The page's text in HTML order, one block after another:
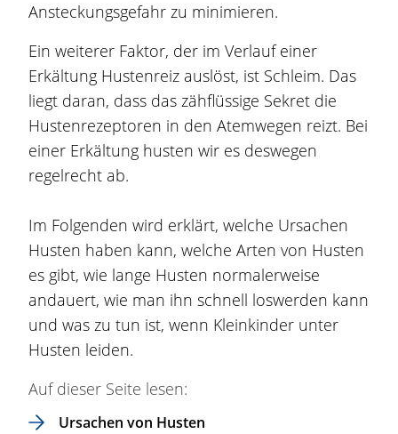
Ansteckungsgefahr zu minimieren.
Ein weiterer Faktor, der im Verlauf einer
Erkältung Hustenreiz auslöst, ist Schleim. Das
liegt daran, dass das zähflüssige Sekret die
Hustenrezeptoren in den Atemwegen reizt. Bei
einer Erkältung husten wir es deswegen
regelrecht ab.
Im Folgenden wird erklärt, welche Ursachen
Husten haben kann, welche Arten von Husten
es gibt, wie lange Husten normalerweise
andauert, wie man ihn schnell loswerden kann
und was zu tun ist, wenn Kleinkinder unter
Husten leiden.
Auf dieser Seite lesen:
Ursachen von Husten